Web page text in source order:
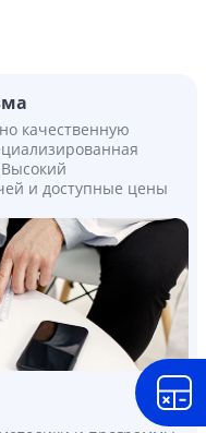
качественную
Высокий
и доступные цены